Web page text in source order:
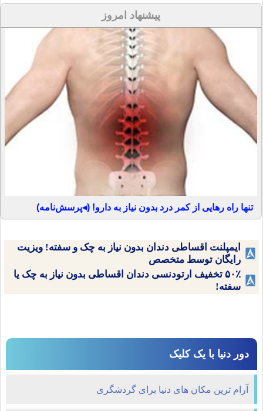
پیشنهاد امروز
تنها راه رهایی از کمر درد بدون نیاز به دارو! (◂پرسش‌نامه)
ایمپلنت اقساطی دندان بدون نیاز به چک و سفته! ویزیت
رایگان توسط متخصص
۵۰٪ تخفیف ارتودنسی دندان اقساطی بدون نیاز به چک یا
سفته!
دور دنیا با یک کلیک
آرام ترین مکان های دنیا برای گردشگری